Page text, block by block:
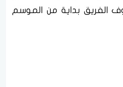
بداية من الموسم